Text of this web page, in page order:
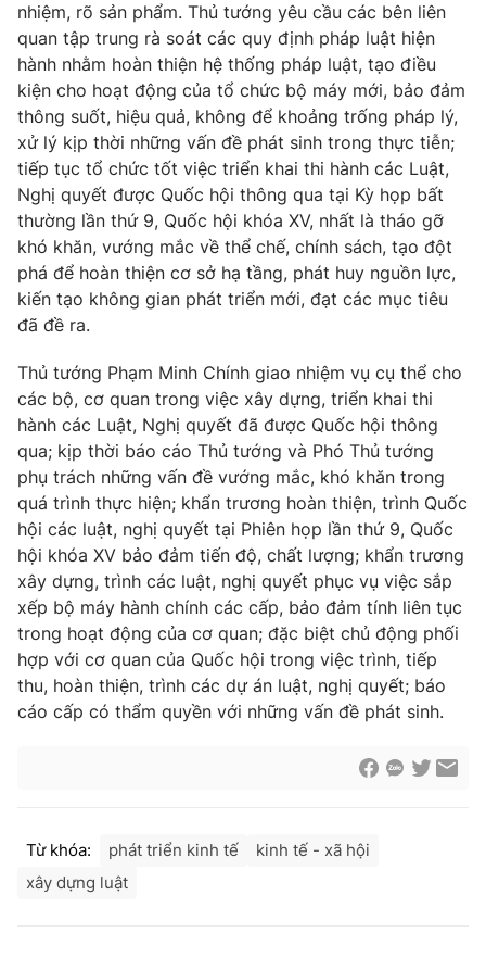
nhiệm, rõ sản phẩm. Thủ tướng yêu cầu các bên liên
quan tập trung rà soát các quy định pháp luật hiện
hành nhằm hoàn thiện hệ thống pháp luật, tạo điều
kiện cho hoạt động của tổ chức bộ máy mới, bảo đảm
thông suốt, hiệu quả, không để khoảng trống pháp lý,
xử lý kịp thời những vấn đề phát sinh trong thực tiễn;
tiếp tục tổ chức tốt việc triển khai thi hành các Luật,
Nghị quyết được Quốc hội thông qua tại Kỳ họp bất
thường lần thứ 9, Quốc hội khóa XV, nhất là tháo gỡ
khó khăn, vướng mắc về thể chế, chính sách, tạo đột
phá để hoàn thiện cơ sở hạ tầng, phát huy nguồn lực,
kiến tạo không gian phát triển mới, đạt các mục tiêu
đã đề ra.
Thủ tướng Phạm Minh Chính giao nhiệm vụ cụ thể cho
các bộ, cơ quan trong việc xây dựng, triển khai thi
hành các Luật, Nghị quyết đã được Quốc hội thông
qua; kịp thời báo cáo Thủ tướng và Phó Thủ tướng
phụ trách những vấn đề vướng mắc, khó khăn trong
quá trình thực hiện; khẩn trương hoàn thiện, trình Quốc
hội các luật, nghị quyết tại Phiên họp lần thứ 9, Quốc
hội khóa XV bảo đảm tiến độ, chất lượng; khẩn trương
xây dựng, trình các luật, nghị quyết phục vụ việc sắp
xếp bộ máy hành chính các cấp, bảo đảm tính liên tục
trong hoạt động của cơ quan; đặc biệt chủ động phối
hợp với cơ quan của Quốc hội trong việc trình, tiếp
thu, hoàn thiện, trình các dự án luật, nghị quyết; báo
cáo cấp có thẩm quyền với những vấn đề phát sinh.
Từ khóa: phát triển kinh tế
kinh tế - xã hội
xây dựng luật